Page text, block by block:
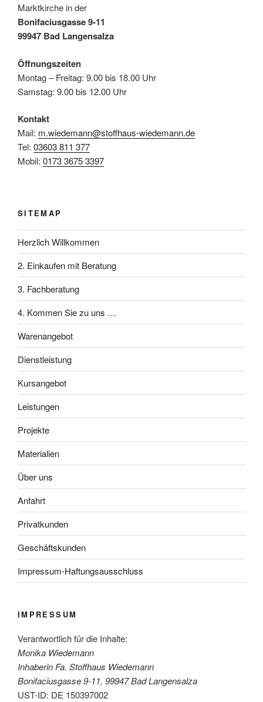
Marktkirche in der
Bonifaciusgasse 9-11
99947 Bad Langensalza
Öffnungszeiten
Montag – Freitag: 9.00 bis 18.00 Uhr
Samstag: 9.00 bis 12.00 Uhr
Kontakt
Mail: m.wiedemann@stoffhaus-wiedemann.de
Tel: 03603 811 377
Mobil: 0173 3675 3397
SITEMAP
Herzlich Willkommen
2. Einkaufen mit Beratung
3. Fachberatung
4. Kommen Sie zu uns …
Warenangebot
Dienstleistung
Kursangebot
Leistungen
Projekte
Materialien
Über uns
Anfahrt
Privatkunden
Geschäftskunden
Impressum-Haftungsausschluss
IMPRESSUM
Verantwortlich für die Inhalte:
Monika Wiedemann
Inhaberin Fa. Stoffhaus Wiedemann
Bonifaciusgasse 9-11, 99947 Bad Langensalza
UST-ID: DE 150397002